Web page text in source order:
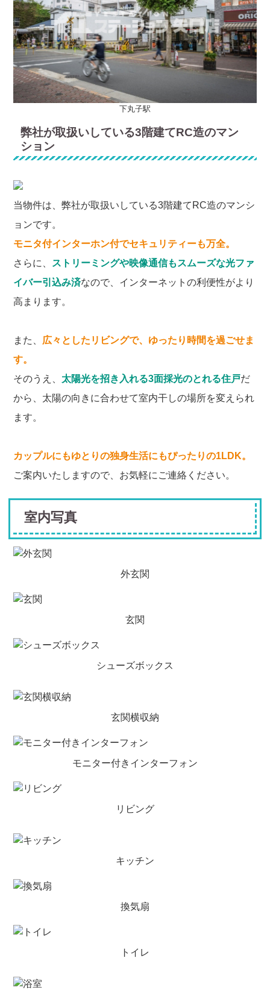
下丸子駅
弊社が取扱いしている3階建てRC造のマン
ション
当物件は、弊社が取扱いしている3階建てRC造のマンシ
ョンです。
モニタ付インターホン付でセキュリティーも万全。
さらに、 ストリーミングや映像通信もスムーズな光ファ
イバー引込み済なので、インターネットの利便性がより
高まります。
また、 広々としたリビングで、ゆったり時間を過ごせま
す。
そのうえ、 太陽光を招き入れる3面採光のとれる住戸だ
から、太陽の向きに合わせて室内干しの場所を変えられ
ます。
カップルにもゆとりの独身生活にもぴったりの1LDK。
ご案内いたしますので、お気軽にご連絡ください。
室内写真
外玄関
玄関
シューズボックス
玄関横収納
モニター付きインターフォン
リビング
キッチン
換気扇
トイレ